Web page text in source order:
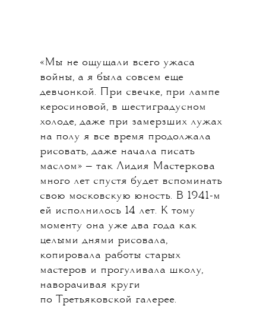
«Мы не ощущали всего ужаса
войны, а я была совсем еще
девчонкой. При свечке, при лампе
керосиновой, в шестиградусном
холоде, даже при замерзших лужах
на полу я все время продолжала
рисовать, даже начала писать
маслом» — так Лидия Мастеркова
много лет спустя будет вспоминать
свою московскую юность. В 1941-м
ей исполнилось 14 лет. К тому
моменту она уже два года как
целыми днями рисовала,
копировала работы старых
мастеров и прогуливала школу,
наворачивая круги
по Третьяковской галерее.